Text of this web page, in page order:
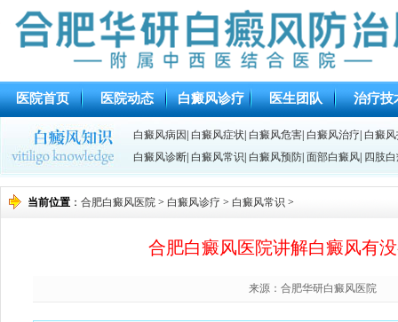
医院首页 医院动态 白癜风诊疗 医生团队 治疗技
白癜风病因 白癜风症状 白癜风危害 白癜风治疗 白癜
白癜风诊断 白癜风常识 白癜风预防 面部白癜风 四肢
当前位置 ： 合肥白癜风医院 > 白癜风诊疗 > 白癜风常识 >
合肥白癜风医院讲解白癜风有
来源：合肥华研白癜风医院